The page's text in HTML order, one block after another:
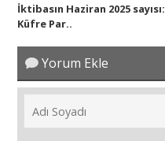
İktibasın Haziran 2025 sayısı:
Küfre Par..
Yorum Ekle